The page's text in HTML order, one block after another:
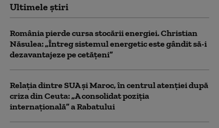
Ultimele știri
România pierde cursa stocării energiei. Christian
Năsulea: „Întreg sistemul energetic este gândit să-i
dezavantajeze pe cetățeni”
Relația dintre SUA și Maroc, în centrul atenției după
criza din Ceuta: „A consolidat poziția
internațională” a Rabatului